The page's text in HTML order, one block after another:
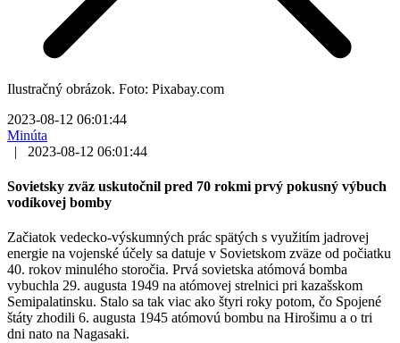
Ilustračný obrázok. Foto: Pixabay.com
2023-08-12 06:01:44
Minúta
|
2023-08-12 06:01:44
Sovietsky zväz uskutočnil pred 70 rokmi prvý pokusný výbuch
vodíkovej bomby
Začiatok vedecko-výskumných prác spätých s využitím jadrovej
energie na vojenské účely sa datuje v Sovietskom zväze od počiatku
40. rokov minulého storočia. Prvá sovietska atómová bomba
vybuchla 29. augusta 1949 na atómovej strelnici pri kazašskom
Semipalatinsku. Stalo sa tak viac ako štyri roky potom, čo Spojené
štáty zhodili 6. augusta 1945 atómovú bombu na Hirošimu a o tri
dni nato na Nagasaki.